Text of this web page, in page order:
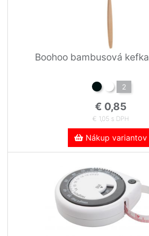
Boohoo bambusová
2
€ 0,85
€ 1,05 s DPH
Nákup variantov